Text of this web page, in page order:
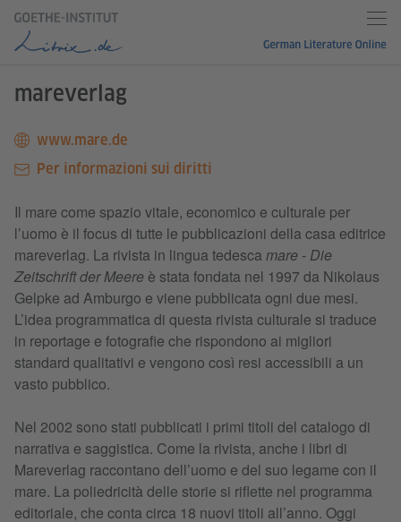
mareverlag
www.mare.de
Per informazioni sui diritti
Il mare come spazio vitale, economico e culturale per
l’uomo è il focus di tutte le pubblicazioni della casa editrice
mareverlag. La rivista in lingua tedescamare - Die
Zeitschrift der Meere è stata fondata nel 1997 da Nikolaus
Gelpke ad Amburgo e viene pubblicata ogni due mesi.
L’idea programmatica di questa rivista culturale si traduce
in reportage e fotografie che rispondono ai migliori
standard qualitativi e vengono così resi accessibili a un
vasto pubblico.
Nel 2002 sono stati pubblicati i primi titoli del catalogo di
narrativa e saggistica. Come la rivista, anche i libri di
Mareverlag raccontano dell’uomo e del suo legame con il
mare. La poliedricità delle storie si riflette nel programma
editoriale, che conta circa 18 nuovi titoli all’anno. Oggi